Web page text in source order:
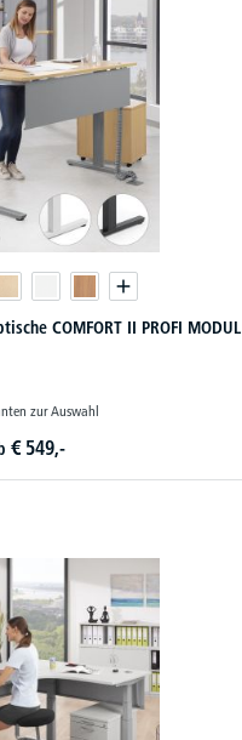
COMFORT II PROFI MODUL
zur Auswahl
€ 549,-